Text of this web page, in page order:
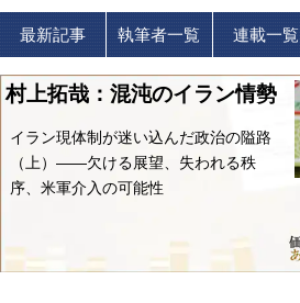
最新記事 執筆者一覧 連載一覧
村上拓哉：混沌のイラン情勢
イラン現体制が迷い込んだ政治の隘路
（上）――欠ける展望、失われる秩
序、米軍介入の可能性